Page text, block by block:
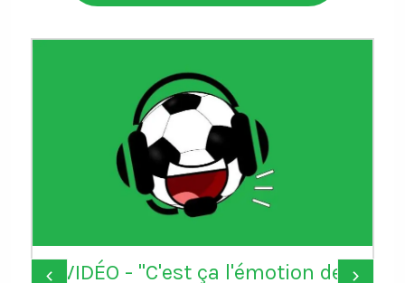
VIDÉO - "C'est ça l'émotion de
‹ ›